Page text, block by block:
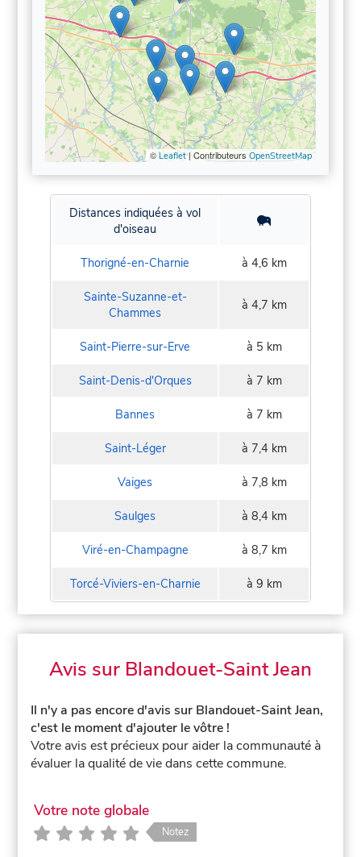
© Leaflet| Contributeurs OpenStreetMap
Distances indiquées à vol
d'oiseau
Thorigné-en-Charnie à 4,6 km
Sainte-Suzanne-et-
Chammes
à 4,7 km
Saint-Pierre-sur-Erve à 5 km
Saint-Denis-d'Orques à 7 km
Bannes à 7 km
Saint-Léger à 7,4 km
Vaiges à 7,8 km
Saulges à 8,4 km
Viré-en-Champagne à 8,7 km
Torcé-Viviers-en-Charnie à 9 km
Avis sur Blandouet-Saint Jean
Il n'y a pas encore d'avis sur Blandouet-Saint Jean,
c'est le moment d'ajouter le vôtre !
Votre avis est précieux pour aider la communauté à
évaluer la qualité de vie dans cette commune.
Votre note globale
Notez